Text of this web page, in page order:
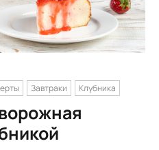
Завтраки Клубника